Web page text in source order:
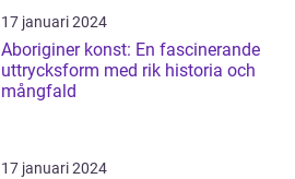
17 januari 2024
Aboriginer konst: En fascinerande
uttrycksform med rik historia och
mångfald
17 januari 2024